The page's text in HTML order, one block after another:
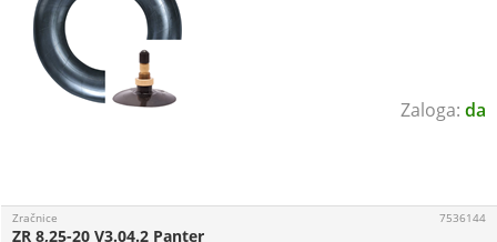
da
Zračnice
ZR 8,25-20 V3.04.2 Panter
7536144